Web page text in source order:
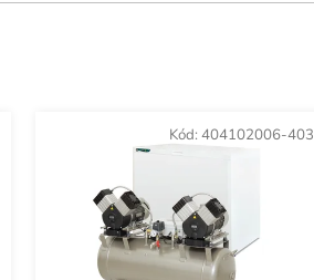
Kód: 404102006-403